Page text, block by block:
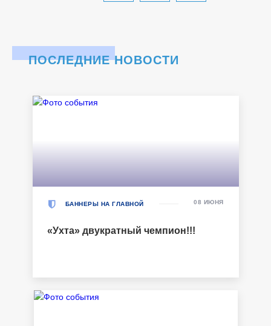
ПОСЛЕДНИЕ НОВОСТИ
БАННЕРЫ НА ГЛАВНОЙ
«Ухта» двукратный чемпион!!!
08 ИЮНЯ